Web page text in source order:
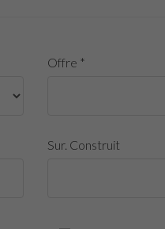
Offre *
Sur. Construit